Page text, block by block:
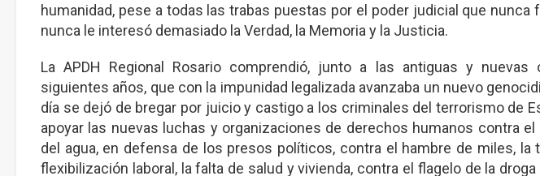
humanidad, pese a todas las trabas puestas por el poder judicial que nunca
nunca le interesó demasiado la Verdad, la Memoria y la Justicia.
La APDH Regional Rosario comprendió, junto a las antiguas y nuevas
siguientes años, que con la impunidad legalizada avanzaba un nuevo
día se dejó de bregar por juicio y castigo a los criminales del terrorismo de
apoyar las nuevas luchas y organizaciones de derechos humanos contra
del agua, en defensa de los presos políticos, contra el hambre de miles, la
flexibilización laboral, la falta de salud y vivienda, contra el flagelo de la